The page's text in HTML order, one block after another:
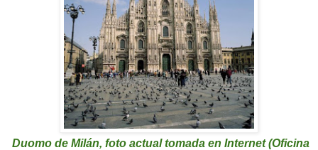
Duomo de Milán, foto actual tomada en Internet (Oficina